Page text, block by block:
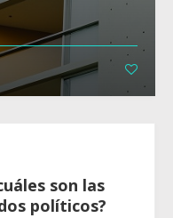
son las
políticos?